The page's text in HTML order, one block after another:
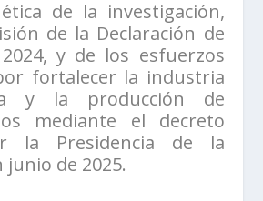
de la investigación,
de la Declaración de
y de los esfuerzos
fortalecer la industria
y la producción de
mediante el decreto
la Presidencia de la
junio de 2025.